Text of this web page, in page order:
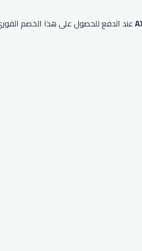
عند الدفع للحصول على هذا الخصم